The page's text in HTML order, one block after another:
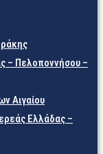
– Πελοποννήσου –
Αιγαίου
Ελλάδας –